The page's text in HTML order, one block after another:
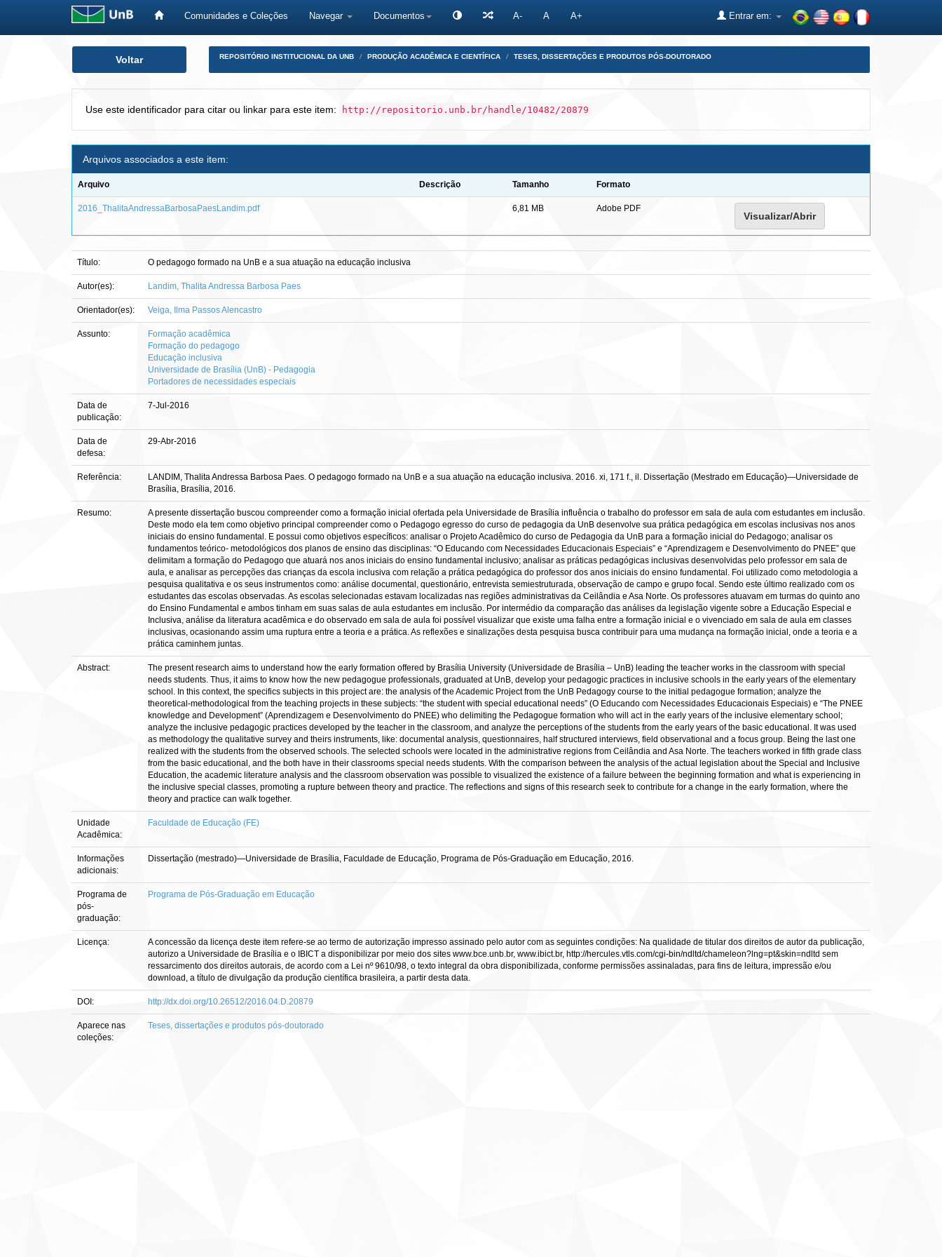
Comunidades e Coleções Navegar Documentos A- A A+ Entrar em:
Voltar REPOSITÓRIO INSTITUCIONAL DA UNB PRODUÇÃO ACADÊMICA E CIENTÍFICA TESES, DISSERTAÇÕES E PRODUTOS PÓS-DOUTORADO
Use este identificador para citar ou linkar para este item: http://repositorio.unb.br/handle/10482/20879
Arquivos associados a este item:
Arquivo Descrição Tamanho Formato
2016_ThalitaAndressaBarbosaPaesLandim.pdf 6,81 MB Adobe PDF
Visualizar/Abrir
Título: O pedagogo formado na UnB e a sua atuação na educação inclusiva
Autor(es): Landim, Thalita Andressa Barbosa Paes
Orientador(es): Veiga, Ilma Passos Alencastro
Assunto:
Formação acadêmica
Formação do pedagogo
Educação inclusiva
Universidade de Brasília (UnB) - Pedagogia
Portadores de necessidades especiais
Data de
publicação:
7-Jul-2016
Data de
defesa:
29-Abr-2016
Referência:
LANDIM, Thalita Andressa Barbosa Paes. O pedagogo formado na UnB e a sua atuação na educação inclusiva. 2016. xi, 171 f., il. Dissertação (Mestrado em Educação)—Universidade de
Brasília, Brasília, 2016.
Resumo:
A presente dissertação buscou compreender como a formação inicial ofertada pela Universidade de Brasília influência o trabalho do professor em sala de aula com estudantes em inclusão.
Deste modo ela tem como objetivo principal compreender como o Pedagogo egresso do curso de pedagogia da UnB desenvolve sua prática pedagógica em escolas inclusivas nos anos
iniciais do ensino fundamental. E possui como objetivos específicos: analisar o Projeto Acadêmico do curso de Pedagogia da UnB para a formação inicial do Pedagogo; analisar os
fundamentos teórico- metodológicos dos planos de ensino das disciplinas: “O Educando com Necessidades Educacionais Especiais” e “Aprendizagem e Desenvolvimento do PNEE” que
delimitam a formação do Pedagogo que atuará nos anos iniciais do ensino fundamental inclusivo; analisar as práticas pedagógicas inclusivas desenvolvidas pelo professor em sala de
aula, e analisar as percepções das crianças da escola inclusiva com relação a prática pedagógica do professor dos anos iniciais do ensino fundamental. Foi utilizado como metodologia a
pesquisa qualitativa e os seus instrumentos como: análise documental, questionário, entrevista semiestruturada, observação de campo e grupo focal. Sendo este último realizado com os
estudantes das escolas observadas. As escolas selecionadas estavam localizadas nas regiões administrativas da Ceilândia e Asa Norte. Os professores atuavam em turmas do quinto ano
do Ensino Fundamental e ambos tinham em suas salas de aula estudantes em inclusão. Por intermédio da comparação das análises da legislação vigente sobre a Educação Especial e
Inclusiva, análise da literatura acadêmica e do observado em sala de aula foi possível visualizar que existe uma falha entre a formação inicial e o vivenciado em sala de aula em classes
inclusivas, ocasionando assim uma ruptura entre a teoria e a prática. As reflexões e sinalizações desta pesquisa busca contribuir para uma mudança na formação inicial, onde a teoria e a
prática caminhem juntas.
Abstract:
The present research aims to understand how the early formation offered by Brasília University (Universidade de Brasília – UnB) leading the teacher works in the classroom with special
needs students. Thus, it aims to know how the new pedagogue professionals, graduated at UnB, develop your pedagogic practices in inclusive schools in the early years of the elementary
school. In this context, the specifics subjects in this project are: the analysis of the Academic Project from the UnB Pedagogy course to the initial pedagogue formation; analyze the
theoretical-methodological from the teaching projects in these subjects: “the student with special educational needs” (O Educando com Necessidades Educacionais Especiais) e “The PNEE
knowledge and Development” (Aprendizagem e Desenvolvimento do PNEE) who delimiting the Pedagogue formation who will act in the early years of the inclusive elementary school;
analyze the inclusive pedagogic practices developed by the teacher in the classroom, and analyze the perceptions of the students from the early years of the basic educational. It was used
as methodology the qualitative survey and theirs instruments, like: documental analysis, questionnaires, half structured interviews, field observational and a focus group. Being the last one
realized with the students from the observed schools. The selected schools were located in the administrative regions from Ceilândia and Asa Norte. The teachers worked in fifth grade class
from the basic educational, and the both have in their classrooms special needs students. With the comparison between the analysis of the actual legislation about the Special and Inclusive
Education, the academic literature analysis and the classroom observation was possible to visualized the existence of a failure between the beginning formation and what is experiencing in
the inclusive special classes, promoting a rupture between theory and practice. The reflections and signs of this research seek to contribute for a change in the early formation, where the
theory and practice can walk together.
Unidade
Acadêmica:
Faculdade de Educação (FE)
Informações
adicionais:
Dissertação (mestrado)—Universidade de Brasília, Faculdade de Educação, Programa de Pós-Graduação em Educação, 2016.
Programa de
pós-
graduação:
Programa de Pós-Graduação em Educação
Licença:
A concessão da licença deste item refere-se ao termo de autorização impresso assinado pelo autor com as seguintes condições: Na qualidade de titular dos direitos de autor da publicação,
autorizo a Universidade de Brasília e o IBICT a disponibilizar por meio dos sites www.bce.unb.br, www.ibict.br, http://hercules.vtls.com/cgi-bin/ndltd/chameleon?lng=pt&skin=ndltd sem
ressarcimento dos direitos autorais, de acordo com a Lei nº 9610/98, o texto integral da obra disponibilizada, conforme permissões assinaladas, para fins de leitura, impressão e/ou
download, a título de divulgação da produção científica brasileira, a partir desta data.
DOI: http://dx.doi.org/10.26512/2016.04.D.20879
Aparece nas
coleções:
Teses, dissertações e produtos pós-doutorado